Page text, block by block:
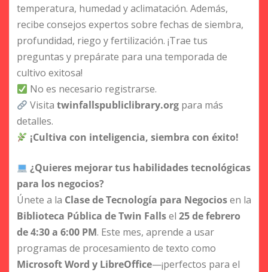
temperatura, humedad y aclimatación. Además,
recibe consejos expertos sobre fechas de siembra,
profundidad, riego y fertilización. ¡Trae tus
preguntas y prepárate para una temporada de
cultivo exitosa!
No es necesario registrarse.
Visitatwinfallspubliclibrary.org para más
detalles.
¡Cultiva con inteligencia, siembra con éxito!
¿Quieres mejorar tus habilidades tecnológicas
para los negocios?
Únete a la Clase de Tecnología para Negociosen la
Biblioteca Pública de Twin Fallsel 25 de febrero
de 4:30 a 6:00 PM. Este mes, aprende a usar
programas de procesamiento de texto como
Microsoft Word y LibreOffice—¡perfectos para el